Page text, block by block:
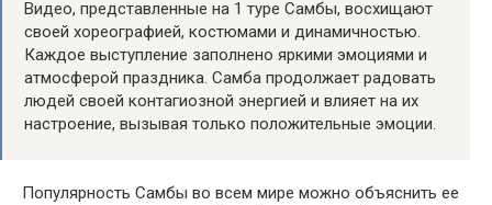
Видео, представленные на 1 туре Самбы, восхищают
своей хореографией, костюмами и динамичностью.
Каждое выступление заполнено яркими эмоциями и
атмосферой праздника. Самба продолжает радовать
людей своей контагиозной энергией и влияет на их
настроение, вызывая только положительные эмоции.
Популярность Самбы во всем мире можно объяснить ее